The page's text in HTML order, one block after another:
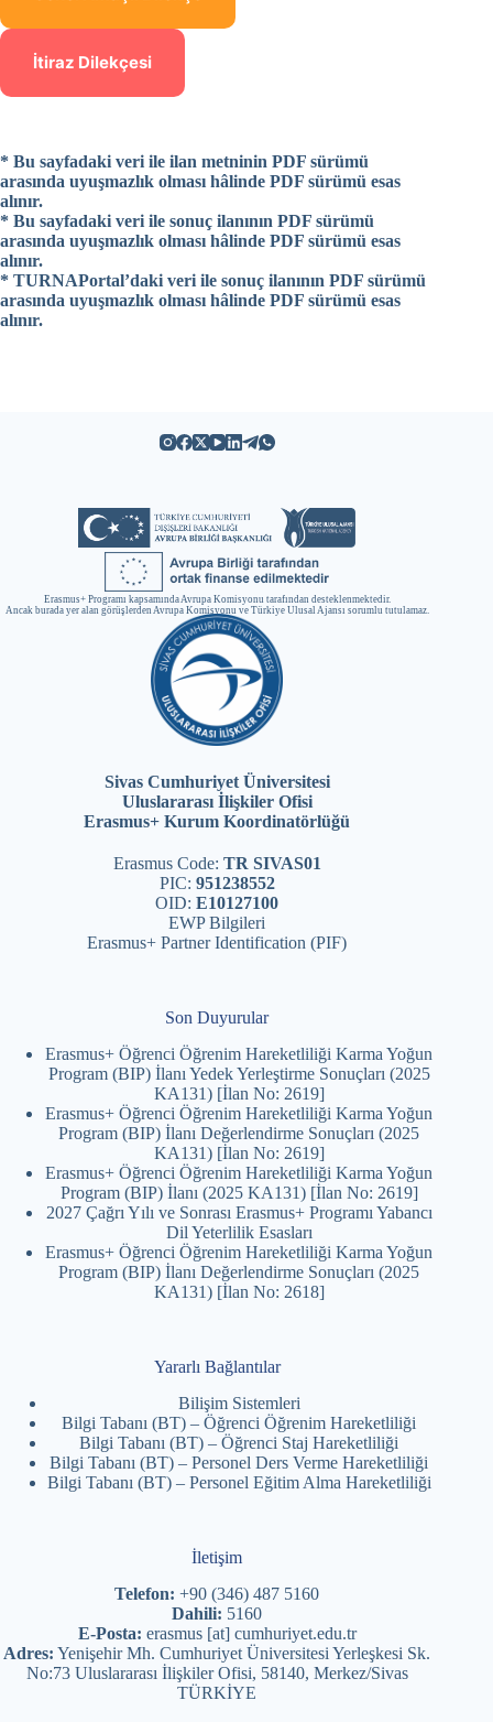
İtiraz Dilekçesi
* Bu sayfadaki veri ile ilan metninin PDF sürümü
arasında uyuşmazlık olması hâlinde PDF sürümü esas
alınır.
* Bu sayfadaki veri ile sonuç ilanının PDF sürümü
arasında uyuşmazlık olması hâlinde PDF sürümü esas
alınır.
* TURNAPortal’daki veri ile sonuç ilanının PDF sürümü
arasında uyuşmazlık olması hâlinde PDF sürümü esas
alınır.
Erasmus+ Programı kapsamında Avrupa Komisyonu tarafından desteklenmektedir.
Ancak burada yer alan görüşlerden Avrupa Komisyonu ve Türkiye Ulusal Ajansı sorumlu tutulamaz.
Sivas Cumhuriyet Üniversitesi
Uluslararası İlişkiler Ofisi
Erasmus+ Kurum Koordinatörlüğü
Erasmus Code: TR SIVAS01
PIC: 951238552
OID:E10127100
EWP Bilgileri
Erasmus+ Partner Identification (PIF)
Son Duyurular
Erasmus+ Öğrenci Öğrenim Hareketliliği Karma Yoğun
Program (BIP) İlanı Yedek Yerleştirme Sonuçları (2025
KA131) [İlan No: 2619]
Erasmus+ Öğrenci Öğrenim Hareketliliği Karma Yoğun
Program (BIP) İlanı Değerlendirme Sonuçları (2025
KA131) [İlan No: 2619]
Erasmus+ Öğrenci Öğrenim Hareketliliği Karma Yoğun
Program (BIP) İlanı (2025 KA131) [İlan No: 2619]
2027 Çağrı Yılı ve Sonrası Erasmus+ Programı Yabancı
Dil Yeterlilik Esasları
Erasmus+ Öğrenci Öğrenim Hareketliliği Karma Yoğun
Program (BIP) İlanı Değerlendirme Sonuçları (2025
KA131) [İlan No: 2618]
Yararlı Bağlantılar
Bilişim Sistemleri
Bilgi Tabanı (BT) – Öğrenci Öğrenim Hareketliliği
Bilgi Tabanı (BT) – Öğrenci Staj Hareketliliği
Bilgi Tabanı (BT) – Personel Ders Verme Hareketliliği
Bilgi Tabanı (BT) – Personel Eğitim Alma Hareketliliği
İletişim
Telefon: +90 (346) 487 5160
Dahili: 5160
E-Posta: erasmus [at] cumhuriyet.edu.tr
Adres: Yenişehir Mh. Cumhuriyet Üniversitesi Yerleşkesi Sk.
No:73 Uluslararası İlişkiler Ofisi, 58140, Merkez/Sivas
TÜRKİYE